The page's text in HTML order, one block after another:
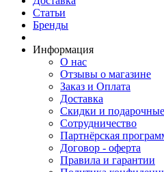
Статьи
Бренды
Информация
О нас
Отзывы о магазине
Заказ и Оплата
Доставка
Скидки и
Сотрудничество
Партнёрская
Договор - оферта
Правила и гарантии